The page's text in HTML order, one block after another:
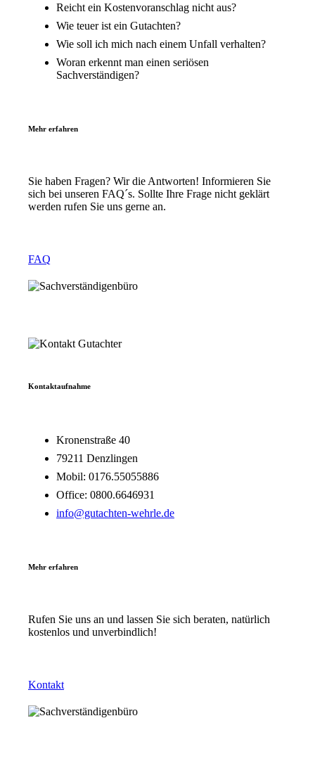
Reicht ein Kostenvoranschlag nicht aus?
Wie teuer ist ein Gutachten?
Wie soll ich mich nach einem Unfall verhalten?
Woran erkennt man einen seriösen
Sachverständigen?
Mehr erfahren
Sie haben Fragen? Wir die Antworten! Informieren Sie
sich bei unseren FAQ´s. Sollte Ihre Frage nicht geklärt
werden rufen Sie uns gerne an.
FAQ
Kontaktaufnahme
Kronenstraße 40
79211 Denzlingen
Mobil: 0176.55055886
Office: 0800.6646931
info@gutachten-wehrle.de
Mehr erfahren
Rufen Sie uns an und lassen Sie sich beraten, natürlich
kostenlos und unverbindlich!
Kontakt